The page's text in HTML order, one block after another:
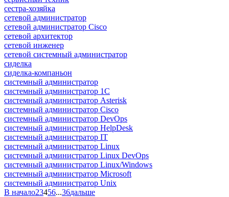
сестра-хозяйка
сетевой администратор
сетевой администратор Cisco
сетевой архитектор
сетевой инженер
сетевой системный администратор
сиделка
сиделка-компаньон
системный администратор
системный администратор 1С
системный администратор Asterisk
системный администратор Cisco
системный администратор DevOps
системный администратор HelpDesk
системный администратор IT
системный администратор Linux
системный администратор Linux DevOps
системный администратор Linux/Windows
системный администратор Microsoft
системный администратор Unix
В начало23456...36дальше